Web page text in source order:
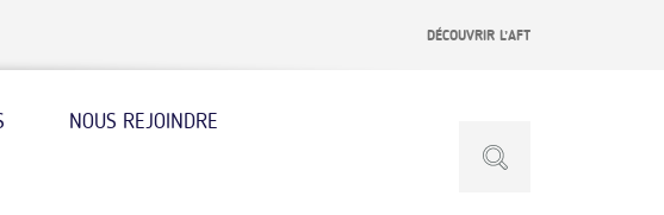
DÉCOUVRIR L’AFT
NOUS REJOINDRE